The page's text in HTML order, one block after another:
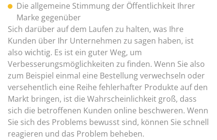
Die allgemeine Stimmung der Öffentlichkeit Ihrer
Marke gegenüber
Sich darüber auf dem Laufen zu halten, was Ihre
Kunden über Ihr Unternehmen zu sagen haben, ist
also wichtig. Es ist ein guter Weg, um
Verbesserungsmöglichkeiten zu finden. Wenn Sie also
zum Beispiel einmal eine Bestellung verwechseln oder
versehentlich eine Reihe fehlerhafter Produkte auf den
Markt bringen, ist die Wahrscheinlichkeit groß, dass
sich die betroffenen Kunden online beschweren. Wenn
Sie sich des Problems bewusst sind, können Sie schnell
reagieren und das Problem beheben.